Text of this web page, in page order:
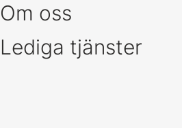
Om oss
Lediga tjänster